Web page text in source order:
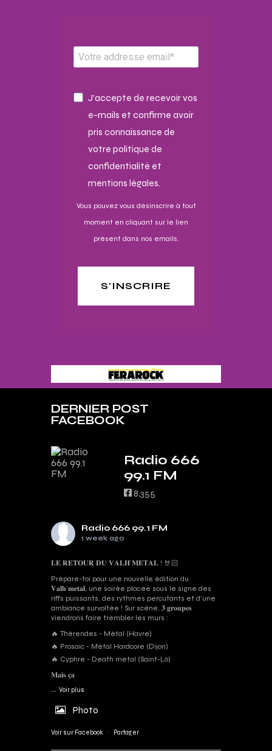
J'accepte de recevoir vos
e-mails et confirme avoir
pris connaissance de
votre politique de
confidentialité et
mentions légales.
Vous pouvez vous désinscrire à tout
moment en cliquant sur le lien
présent dans nos emails.
S'INSCRIRE
DERNIER POST
FACEBOOK
Radio 666
99.1 FM
8,355
Radio 666 99.1 FM
1 week ago
𝐋𝐄 𝐑𝐄𝐓𝐎𝐔𝐑 𝐃𝐔 𝐕𝐀𝐋𝐇’𝐌𝐄𝐓𝐀𝐋 ! 🤘🏻
Prépare-toi pour une nouvelle édition du
𝐕𝐚𝐥𝐡’𝐦𝐞𝐭𝐚𝐥, une soirée placée sous le signe des
riffs puissants, des rythmes percutants et d'une
ambiance survoltée ! Sur scène, 𝟑 𝐠𝐫𝐨𝐮𝐩𝐞𝐬
viendrons faire trembler les murs :
🔥 Thérendes - Métal (Havre)
🔥 Prosaic - Métal Hardcore (Dijon)
🔥 Cyphre - Death metal (Saint-Lô)
𝐌𝐚𝐢𝐬 𝐜̧𝐚
... Voir plus
Photo
Voir sur Facebook · Partager